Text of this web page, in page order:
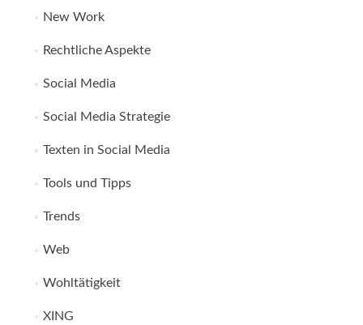
New Work
Rechtliche Aspekte
Social Media
Social Media Strategie
Texten in Social Media
Tools und Tipps
Trends
Web
Wohltätigkeit
XING